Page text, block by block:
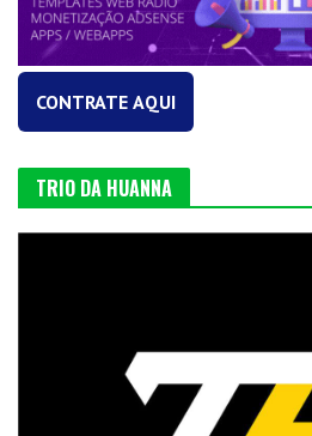
CONTRATE AQUI
TRIO DA HUANNA